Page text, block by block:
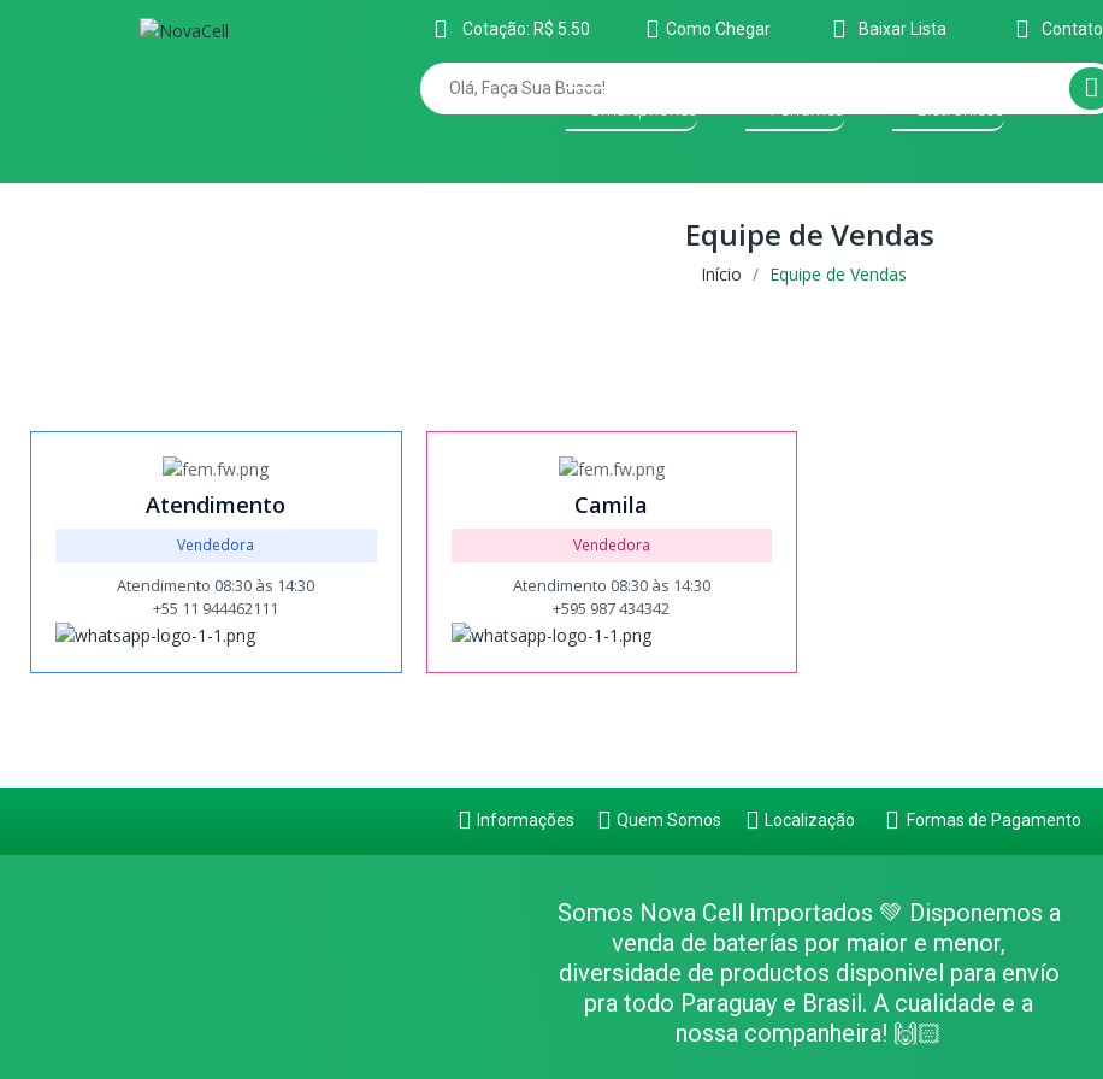
Cotação: R$ 5.50 Como Chegar Baixar Lista Contato
Smartphones Perfumes Eletrônicos
Equipe de Vendas
Início Equipe de Vendas
Atendimento
Vendedora
Atendimento 08:30 às 14:30
+55 11 944462111
Camila
Vendedora
Atendimento 08:30 às 14:30
+595 987 434342
Informações Quem Somos Localização Formas de Pagamento
Somos Nova Cell Importados 💚 Disponemos a
venda de baterías por maior e menor,
diversidade de productos disponivel para envío
pra todo Paraguay e Brasil. A cualidade e a
nossa companheira! 🙌🏻